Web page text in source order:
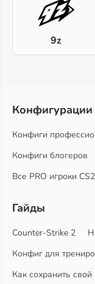
9z
Конфигурации
Конфиги
Конфиги блогеров
Все PRO игроки CS2
Гайды
Counter-Strike 2
Конфиг для
Как сохранить свой